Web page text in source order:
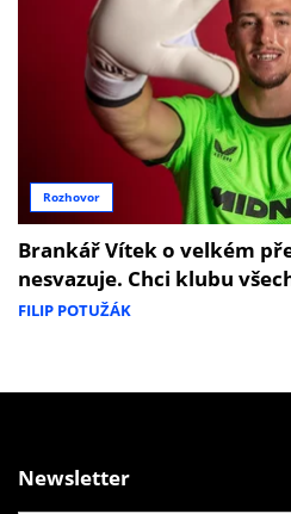
Rozhovor
Brankář Vítek o velkém
nesvazuje. Chci klubu
FILIP POTUŽÁK
Newsletter